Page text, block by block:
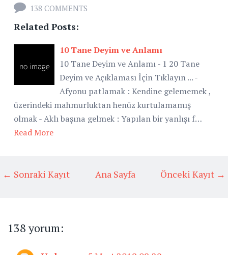
138 COMMENTS
Related Posts:
10 Tane Deyim ve Anlamı
10 Tane Deyim ve Anlamı - 1 20 Tane
Deyim ve Açıklaması İçin Tıklayın ... -
Afyonu patlamak : Kendine gelememek ,
üzerindeki mahmurluktan henüz kurtulamamış
olmak - Aklı başına gelmek : Yapılan bir yanlışı f…
Read More
← Sonraki Kayıt Önceki Kayıt →
Ana Sayfa
138 yorum: